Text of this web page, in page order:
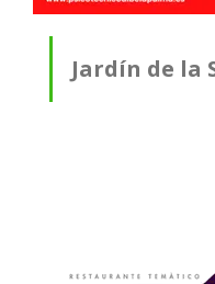
Jardín de la